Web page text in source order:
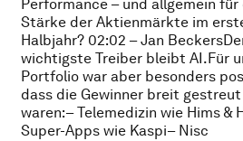
Performance – und allgemein für
Stärke der Aktienmärkte im
Halbjahr? 02:02 – Jan
wichtigste Treiber bleibt AI.Für
Portfolio war aber besonders
dass die Gewinner breit gestreut
waren:– Telemedizin wie Hims &
Super-Apps wie Kaspi– Nisc